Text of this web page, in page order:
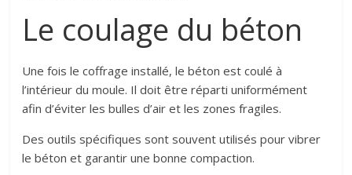
Le coulage du béton
Une fois le coffrage installé, le béton est coulé à
l’intérieur du moule. Il doit être réparti uniformément
afin d’éviter les bulles d’air et les zones fragiles.
Des outils spécifiques sont souvent utilisés pour vibrer
le béton et garantir une bonne compaction.